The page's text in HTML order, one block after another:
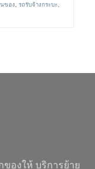
ของ รถรับจ้างกระบะ
องให้ บริการย้าย